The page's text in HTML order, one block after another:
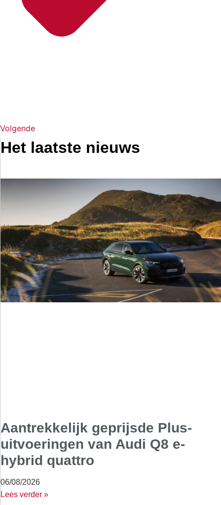
Volgende
Het laatste nieuws
Aantrekkelijk geprijsde Plus-
uitvoeringen van Audi Q8 e-
hybrid quattro
06/08/2026
Lees verder »